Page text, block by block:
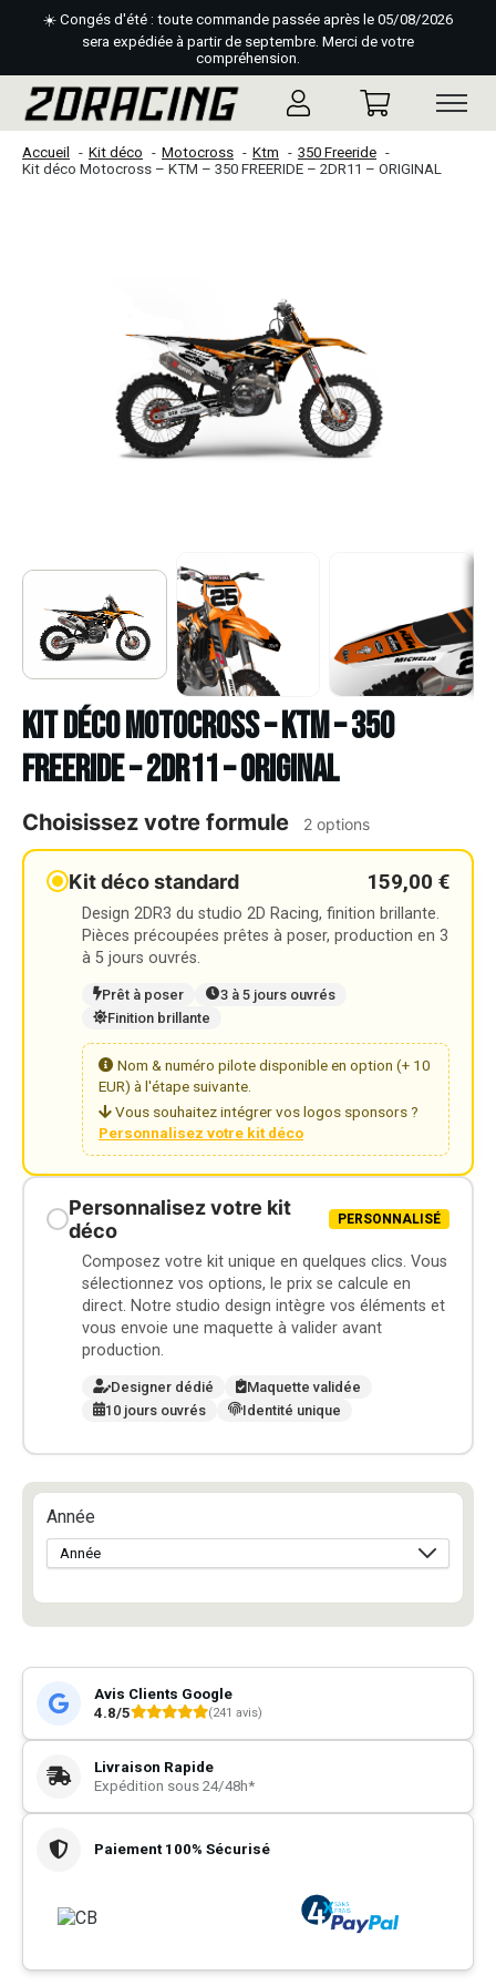
☀️ Congés d'été : toute commande passée après le 05/08/2026
sera expédiée à partir de septembre. Merci de votre
compréhension.
Accueil Kit déco Motocross Ktm
350 Freeride
Kit déco Motocross – KTM – 350 FREERIDE – 2DR11 – ORIGINAL
Kit déco Motocross – KTM – 350
FREERIDE – 2DR11 – ORIGINAL
Choisissez votre formule 2 options
Kit déco standard 159,00 €
Design 2DR3 du studio 2D Racing, finition brillante.
Pièces précoupées prêtes à poser, production en 3
à 5 jours ouvrés.
Prêt à poser
3 à 5 jours ouvrés
Finition brillante
Nom & numéro pilote disponible en option (+ 10
EUR) à l'étape suivante.
Vous souhaitez intégrer vos logos sponsors ?
Personnalisez votre kit déco
Personnalisez votre kit
déco
PERSONNALISÉ
Composez votre kit unique en quelques clics. Vous
sélectionnez vos options, le prix se calcule en
direct. Notre studio design intègre vos éléments et
vous envoie une maquette à valider avant
production.
Designer dédié
Maquette validée
10 jours ouvrés
Identité unique
Année
Avis Clients Google
4.8/5
(241 avis)
Livraison Rapide
Expédition sous 24/48h*
Paiement 100% Sécurisé